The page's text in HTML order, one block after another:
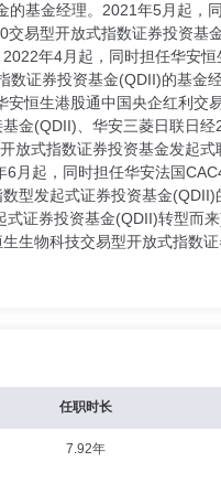
基金经理。2021年5月起，
易型开放式指数证券投资基
年4月起，同时担任华安
证券投资基金(QDII)的基金
恒生港股通中国央企红利交
金(QDII)、华安三菱日联日
式指数证券投资基金发起式
月起，同时担任华安法国
型发起式证券投资基金(QDII)
证券投资基金(QDII)转型而
生物科技交易型开放式指数证
任职时长
7.92年